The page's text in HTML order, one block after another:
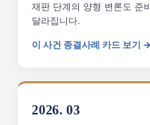
재판 단계의 양형 변론도 준
달라집니다.
이 사건 종결사례 카드 보기 →
2026. 03